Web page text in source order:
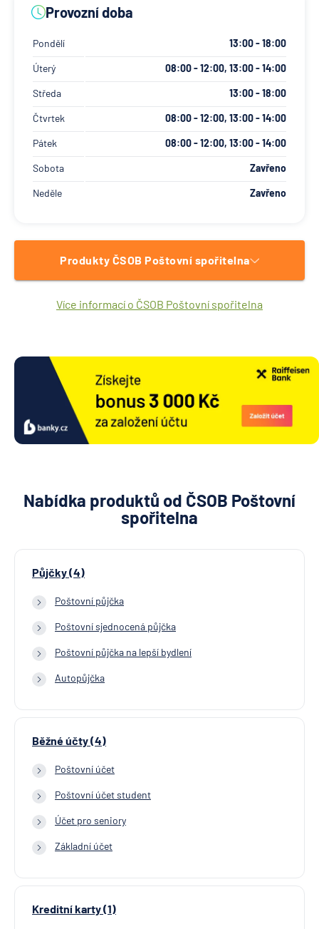
Provozní doba
Pondělí 13:00 - 18:00
Úterý 08:00 - 12:00, 13:00 - 14:00
Středa 13:00 - 18:00
Čtvrtek 08:00 - 12:00, 13:00 - 14:00
Pátek 08:00 - 12:00, 13:00 - 14:00
Sobota Zavřeno
Neděle Zavřeno
Produkty ČSOB Poštovní spořitelna
Více informací o ČSOB Poštovní spořitelna
Nabídka produktů od ČSOB Poštovní
spořitelna
Půjčky (4)
Poštovní půjčka
Poštovní sjednocená půjčka
Poštovní půjčka na lepší bydlení
Autopůjčka
Běžné účty (4)
Poštovní účet
Poštovní účet student
Účet pro seniory
Základní účet
Kreditní karty (1)